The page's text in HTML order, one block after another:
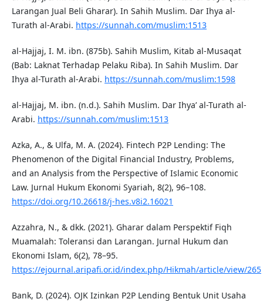
Larangan Jual Beli Gharar). In Sahih Muslim. Dar Ihya al-
Turath al-Arabi. https://sunnah.com/muslim:1513
al-Hajjaj, I. M. ibn. (875b). Sahih Muslim, Kitab al-Musaqat
(Bab: Laknat Terhadap Pelaku Riba). In Sahih Muslim. Dar
Ihya al-Turath al-Arabi. https://sunnah.com/muslim:1598
al-Hajjaj, M. ibn. (n.d.). Sahih Muslim. Dar Ihya’ al-Turath al-
Arabi. https://sunnah.com/muslim:1513
Azka, A., & Ulfa, M. A. (2024). Fintech P2P Lending: The
Phenomenon of the Digital Financial Industry, Problems,
and an Analysis from the Perspective of Islamic Economic
Law. Jurnal Hukum Ekonomi Syariah, 8(2), 96–108.
https://doi.org/10.26618/j‑hes.v8i2.16021
Azzahra, N., & dkk. (2021). Gharar dalam Perspektif Fiqh
Muamalah: Toleransi dan Larangan. Jurnal Hukum dan
Ekonomi Islam, 6(2), 78–95.
https://ejournal.aripafi.or.id/index.php/Hikmah/article/view/265
Bank, D. (2024). OJK Izinkan P2P Lending Bentuk Unit Usaha